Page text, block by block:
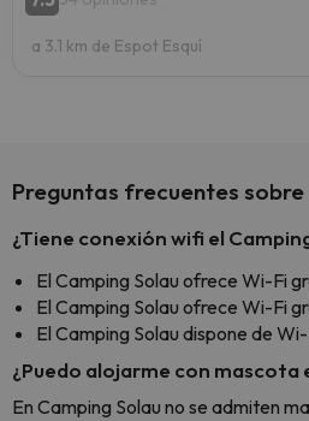
a 3.1 km de Espot Esquí
Preguntas frecuentes sobre
¿Tiene conexión wifi el
El Camping Solau ofrece Wi-Fi
El Camping Solau ofrece Wi-Fi
El Camping Solau dispone de
¿Puedo alojarme con mascota
En Camping Solau no se admiten